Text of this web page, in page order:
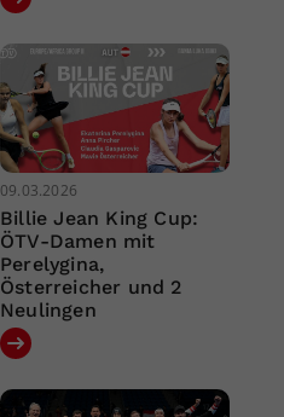
09.03.2026
Billie Jean King Cup:
ÖTV-Damen mit
Perelygina,
Österreicher und 2
Neulingen